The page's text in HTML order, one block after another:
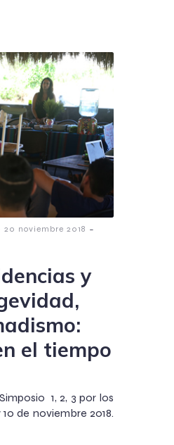
20 noviembre 2018 -
y
el tiempo
1, 2, 3 por los
de noviembre 2018.